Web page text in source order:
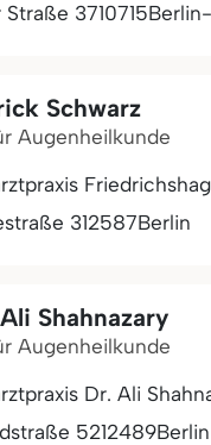
Straße 3710715
Schwarz
Augenheilkunde
312587Berlin
Shahnazary
Augenheilkunde
Dr. Ali
5212489Berlin